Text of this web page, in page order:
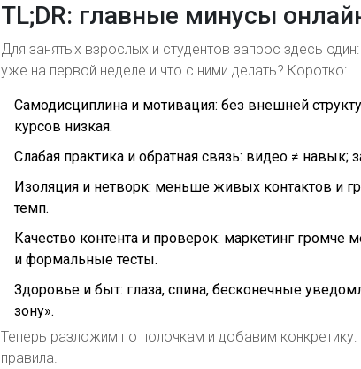
TL;DR: главные минусы
Для занятых взрослых и студентов запрос здесь один:
уже на первой неделе и что с ними делать? Коротко:
Самодисциплина и мотивация: без внешней
курсов низкая.
Слабая практика и обратная связь: видео ≠
Изоляция и нетворк: меньше живых контактов и
темп.
Качество контента и проверок: маркетинг громче
и формальные тесты.
Здоровье и быт: глаза, спина, бесконечные
зону».
Теперь разложим по полочкам и добавим конкретику:
правила.